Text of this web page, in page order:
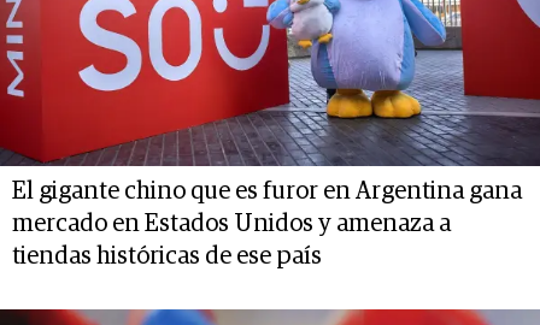
El gigante chino que es furor en Argentina gana
mercado en Estados Unidos y amenaza a
tiendas históricas de ese país